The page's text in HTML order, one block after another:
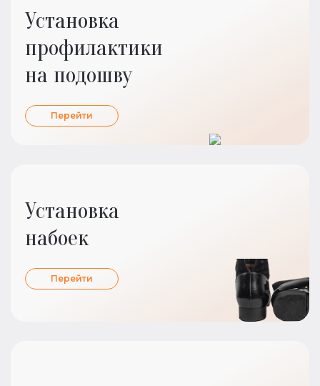
Установка
профилактики
на подошву
Перейти
Установка
набоек
Перейти